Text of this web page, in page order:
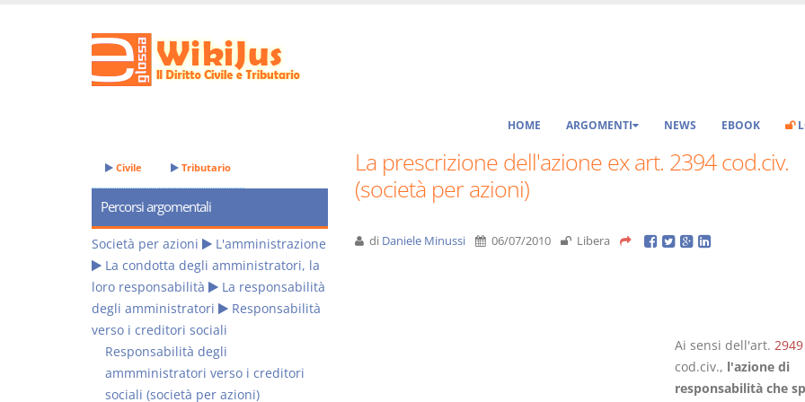
HOME ARGOMENTI NEWS EBOOK
La prescrizione dell'azione ex art. 2394 cod.civ.
(società per azioni)
di Daniele Minussi 06/07/2010 Libera
Ai sensi dell'art. 2949
cod.civ., l'azione di
responsabilità che
Civile Tributario
Percorsi argomentali
Società per azioni
L'amministrazione
La condotta degli amministratori, la
loro responsabilità
La responsabilità
degli amministratori
Responsabilità
verso i creditori sociali
Responsabilità degli
ammministratori verso i creditori
sociali (società per azioni)